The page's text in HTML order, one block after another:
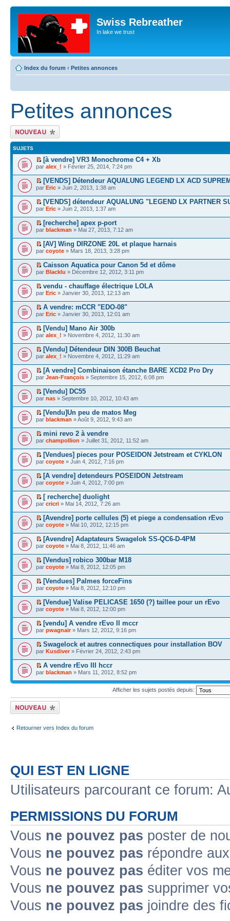
Swiss Rebreather
In lake we trust
Index du forum ‹ Petites annonces
Petites annonces
Écrire un nouveau
sujet
SUJETS
[à vendre] VR3 Monochrome C4 + Xb
par alex_! » Février 25, 2014, 7:24 pm
[VENDS] Détendeur AQUALUNG LEGEND LX ACD
par Eric » Juin 2, 2013, 1:38 am
[VENDS] détendeur AQUALUNG "LEGEND LX PARTNER
par Eric » Juin 2, 2013, 1:37 am
[recherche] apex p-port
par blackman » Mai 27, 2013, 7:12 am
[AV] Wing DIRZONE 20L et plaque harnais
par coyote » Mars 18, 2013, 3:28 pm
Caisson Aquatica pour Canon 5d et dôme
par Blacklu » Décembre 12, 2012, 3:11 pm
vendu - chauffage électrique LOLA
par Eric » Janvier 30, 2013, 12:13 am
A vendre: mCCR "EDO-08"
par Eric » Janvier 30, 2013, 12:01 am
[Vendu] Mano Air 300b
par alex_! » Novembre 4, 2012, 11:30 am
[Vendu] Détendeur DIN 300B Beuchat
par alex_! » Novembre 4, 2012, 11:29 am
[A vendre] Combinaison étanche BARE XCD2 Pro Dry
par Jean-François » Septembre 15, 2012, 6:08 pm
[Vendu] DC55
par nas » Septembre 10, 2012, 10:43 am
[Vendu]Un peu de matos Meg
par blackman » Août 9, 2012, 9:43 am
mini revo 2 à vendre
par champollion » Juillet 31, 2012, 11:52 am
[Vendues] pieces pour POSEIDON Jetstream et CYKLON
par coyote » Juin 4, 2012, 7:16 pm
[A vendre] detendeurs POSEIDON Jetstream
par coyote » Juin 4, 2012, 7:00 pm
[ recherche] duolight
par cricri » Mai 14, 2012, 7:26 am
[Avendre] porte cellules (5) et piege a condensation rEvo
par coyote » Mai 10, 2012, 12:15 pm
[Avendre] Adaptateurs Swagelok SS-QC6-D-4PM
par coyote » Mai 8, 2012, 11:46 am
[Vendus] robico 300bar M18
par coyote » Mai 8, 2012, 12:05 pm
[Vendues] Palmes forceFins
par coyote » Mai 8, 2012, 12:10 pm
[Vendue] Valise PELICASE 1650 (?) taillee pour un rEvo
par coyote » Mai 8, 2012, 12:00 pm
[vendu] A vendre rEvo II mccr
par pwagnair» Mars 12, 2012, 9:16 pm
Swagelock et autres connectiques pour installation BOV
par Kusdiver» Février 24, 2012, 2:43 pm
A vendre rEvo III hccr
par blackman » Mars 11, 2012, 8:52 pm
Afficher les sujets postés depuis:
Écrire un nouveau
sujet
Retourner vers Index du forum
QUI EST EN LIGNE
Utilisateurs parcourant ce forum:
PERMISSIONS DU FORUM
Vous ne pouvez pas poster de
Vous ne pouvez pas répondre
Vous ne pouvez pas éditer vos
Vous ne pouvez pas supprimer
Vous ne pouvez pas joindre des